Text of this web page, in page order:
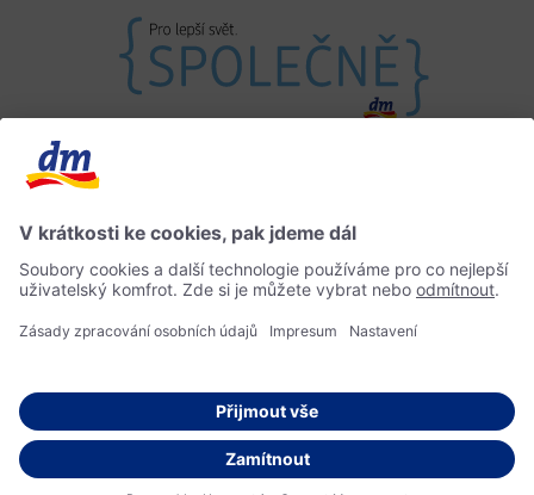
Impressum Informace o přístupnosti
© 2026 dm drogerie markt s.r.o.